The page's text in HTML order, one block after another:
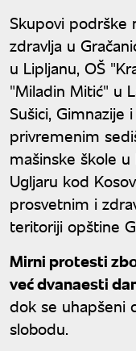
Skupovi podrške
zdravlja u
u Lipljanu, OŠ
"Miladin Mitić" u
Sušici, Gimnazije
privremenim
mašinske škole
Ugljaru kod
prosvetnim i
teritoriji opštine
Mirni protesti
već dvanaesti
dok se uhapšeni
slobodu.